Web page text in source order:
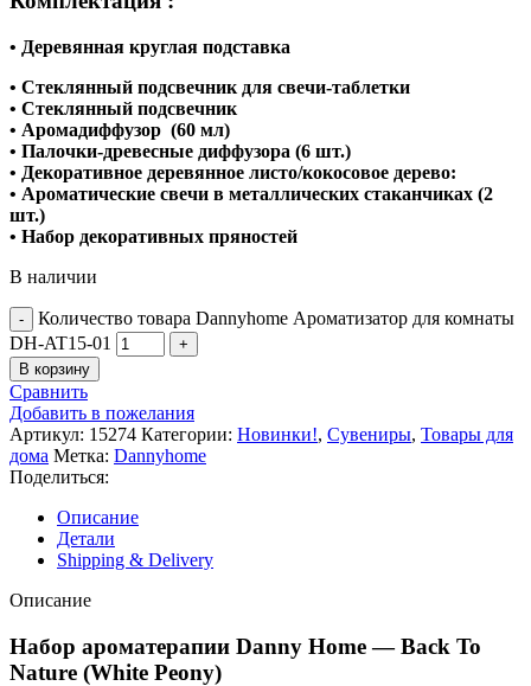
• Деревянная круглая подставка
• Стеклянный подсвечник для свечи-таблетки
• Стеклянный подсвечник
• Аромадиффузор (60 мл)
• Палочки-древесные диффузора (6 шт.)
• Декоративное деревянное листо/кокосовое дерево:
• Ароматические свечи в металлических стаканчиках (2
шт.)
• Набор декоративных пряностей
В наличии
Количество товара Dannyhome Ароматизатор для комнаты
DH-AT15-01
В корзину
Сравнить
Добавить в пожелания
Артикул: 15274 Категории: Новинки!, Сувениры, Товары для
дома Метка: Dannyhome
Поделиться:
Описание
Детали
Shipping & Delivery
Описание
Набор ароматерапии Danny Home — Back To
Nature (White Peony)